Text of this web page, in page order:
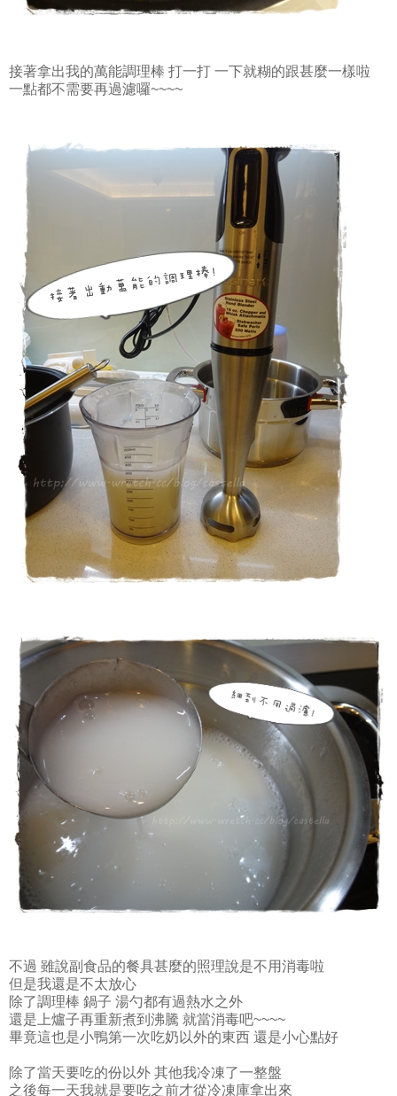
接著拿出我的萬能調理棒 打一打 一下就糊的跟甚麼一樣啦
一點都不需要再過濾囉~~~~
不過 雖說副食品的餐具甚麼的照理說是不用消毒啦
但是我還是不太放心
除了調理棒 鍋子 湯勺都有過熱水之外
還是上爐子再重新煮到沸騰 就當消毒吧~~~~
畢竟這也是小鴨第一次吃奶以外的東西 還是小心點好
除了當天要吃的份以外 其他我冷凍了一整盤
之後每一天我就是要吃之前才從冷凍庫拿出來